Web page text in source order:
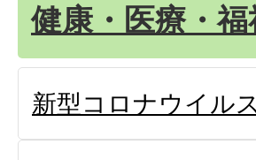
健康・医療・福
新型コロナウイル